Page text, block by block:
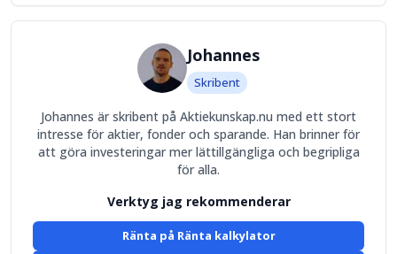
Johannes
Skribent
Johannes är skribent på Aktiekunskap.nu med ett stort
intresse för aktier, fonder och sparande. Han brinner för
att göra investeringar mer lättillgängliga och begripliga
för alla.
Verktyg jag rekommenderar
Ränta på Ränta kalkylator